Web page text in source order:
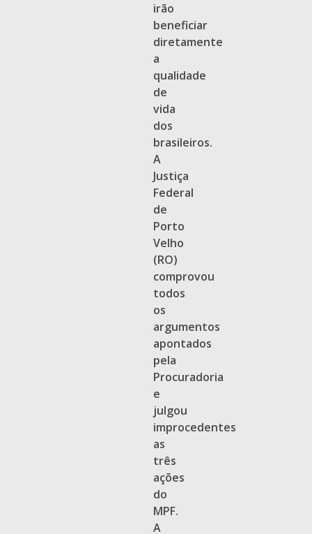
irão
beneficiar
diretamente
a
qualidade
de
vida
dos
brasileiros.
A
Justiça
Federal
de
Porto
Velho
(RO)
comprovou
todos
os
argumentos
apontados
pela
Procuradoria
e
julgou
improcedentes
as
três
ações
do
MPF.
A